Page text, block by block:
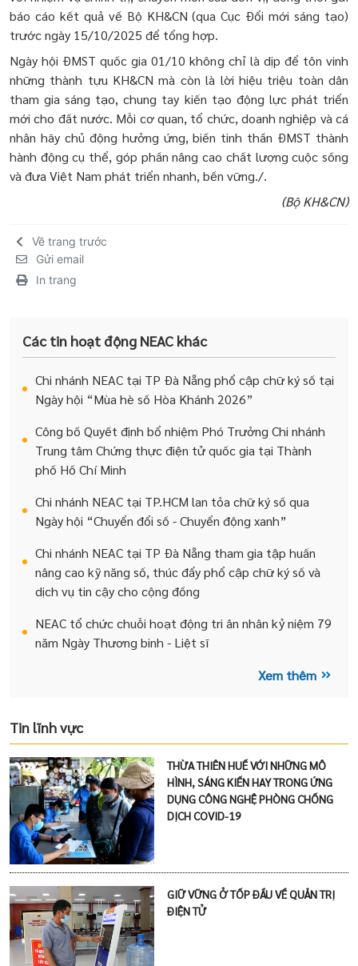
báo cáo kết quả về Bộ KH&CN (qua Cục Đổi mới sáng tạo)
trước ngày 15/10/2025 để tổng hợp.
Ngày hội ĐMST quốc gia 01/10 không chỉ là dịp để tôn vinh
những thành tựu KH&CN mà còn là lời hiệu triệu toàn dân
tham gia sáng tạo, chung tay kiến tạo động lực phát triển
mới cho đất nước. Mỗi cơ quan, tổ chức, doanh nghiệp và cá
nhân hãy chủ động hưởng ứng, biến tinh thần ĐMST thành
hành động cụ thể, góp phần nâng cao chất lượng cuộc sống
và đưa Việt Nam phát triển nhanh, bền vững./.
(Bộ KH&CN)
Về trang trước
Gửi email
In trang
Các tin hoạt động NEAC khác
Chi nhánh NEAC tại TP Đà Nẵng phổ cập chữ ký số tại
Ngày hội “Mùa hè số Hòa Khánh 2026”
Công bố Quyết định bổ nhiệm Phó Trưởng Chi nhánh
Trung tâm Chứng thực điện tử quốc gia tại Thành
phố Hồ Chí Minh
Chi nhánh NEAC tại TP.HCM lan tỏa chữ ký số qua
Ngày hội “Chuyển đổi số - Chuyển động xanh”
Chi nhánh NEAC tại TP Đà Nẵng tham gia tập huấn
nâng cao kỹ năng số, thúc đẩy phổ cập chữ ký số và
dịch vụ tin cậy cho cộng đồng
NEAC tổ chức chuỗi hoạt động tri ân nhân kỷ niệm 79
năm Ngày Thương binh - Liệt sĩ
Xem thêm
Tin lĩnh vực
THỪA THIÊN HUẾ VỚI NHỮNG MÔ
HÌNH, SÁNG KIẾN HAY TRONG ỨNG
DỤNG CÔNG NGHỆ PHÒNG CHỐNG
DỊCH COVID-19
GIỮ VỮNG Ở TỐP ĐẦU VỀ QUẢN TRỊ
ĐIỆN TỬ